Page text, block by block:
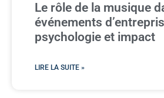
Le rôle de la musique
événements
psychologie et impact
LIRE LA SUITE »